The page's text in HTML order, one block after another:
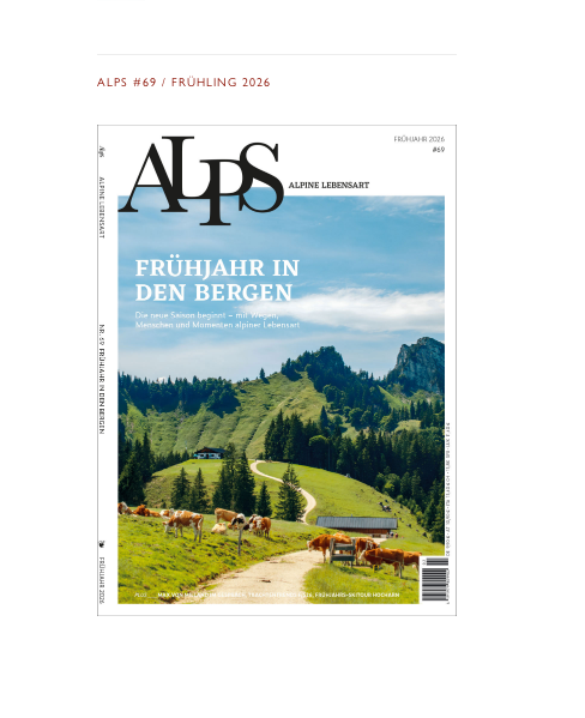
ALPS #69 / FRÜHLING 2026